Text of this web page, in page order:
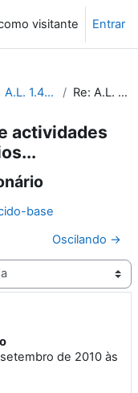
visitante Entrar
A.L. 1.4 - Satélite geoestacionário Re: A.L. 1.4 - Satélite geoestacionário
actividades
base
Oscilando →
de 2010 às